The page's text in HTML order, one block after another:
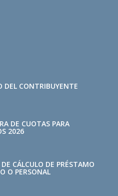
DEL CONTRIBUYENTE
DE CUOTAS PARA
2026
CÁLCULO DE PRÉSTAMO
O PERSONAL